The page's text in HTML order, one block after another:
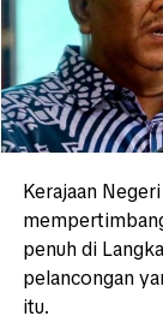
Kerajaan
penuh di
pelancongan
itu.